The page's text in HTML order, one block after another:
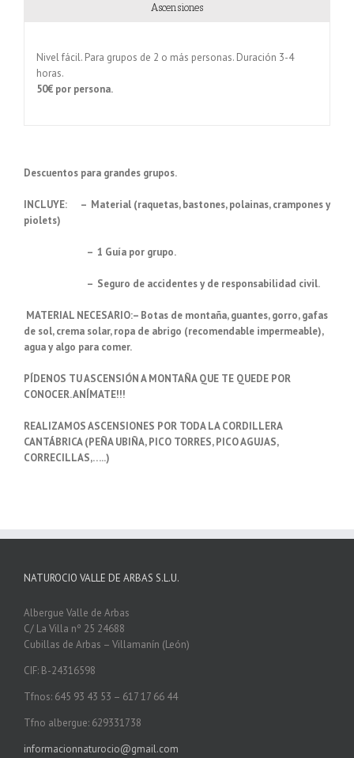
Ascensiones
Nivel fácil. Para grupos de 2 o más personas. Duración 3-4
horas.
50€ por persona.
Descuentos para grandes grupos.
INCLUYE:
– Material (raquetas, bastones, polainas, crampones y
piolets)
– 1 Guía por grupo.
– Seguro de accidentes y de responsabilidad civil.
MATERIAL NECESARIO:– Botas de montaña, guantes, gorro, gafas
de sol, crema solar, ropa de abrigo (recomendable impermeable),
agua y algo para comer.
PÍDENOS TU ASCENSIÓN A MONTAÑA QUE TE QUEDE POR
CONOCER. ANÍMATE!!!
REALIZAMOS ASCENSIONES POR TODA LA CORDILLERA
CANTÁBRICA (PEÑA UBIÑA, PICO TORRES, PICO AGUJAS,
CORRECILLAS,…..)
NATUROCIO VALLE DE ARBAS S.L.U.
Albergue Valle de Arbas
C/ La Villa nº 25 24688
Cubillas de Arbas – Villamanín (León)
CIF: B-24316598
Tfnos: 645 93 43 53 – 617 17 66 44
Tfno albergue: 629331738
informacionnaturocio@gmail.com